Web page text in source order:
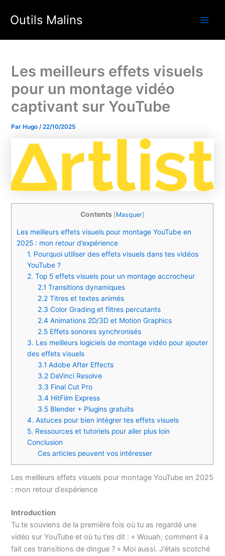
Outils Malins
Les meilleurs effets visuels
pour un montage vidéo
captivant sur YouTube
ParHugo /22/10/2025
Contents [Masquer]
Les meilleurs effets visuels pour montage YouTube en
2025 : mon retour d’expérience
1. Pourquoi utiliser des effets visuels dans tes vidéos
YouTube ?
2. Top 5 effets visuels pour un montage accrocheur
2.1 Transitions dynamiques
2.2 Titres et textes animés
2.3 Color Grading et filtres percutants
2.4 Animations 2D/3D et Motion Graphics
2.5 Effets sonores synchronisés
3. Les meilleurs logiciels de montage vidéo pour ajouter
des effets visuels
3.1 Adobe After Effects
3.2 DaVinci Resolve
3.3 Final Cut Pro
3.4 HitFilm Express
3.5 Blender + Plugins gratuits
4. Astuces pour bien intégrer tes effets visuels
5. Ressources et tutoriels pour aller plus loin
Conclusion
Ces articles peuvent vos intéresser
Les meilleurs effets visuels pour montage YouTube en 2025
: mon retour d’expérience
Introduction
Tu te souviens de la première fois où tu as regardé une
vidéo sur YouTube et où tu t’es dit : « Wouah, comment il a
fait ces transitions de dingue ? » Moi aussi. J’étais scotché